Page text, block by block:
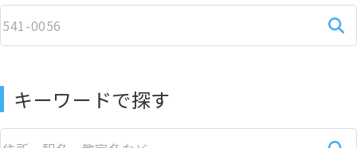
キーワードで探す